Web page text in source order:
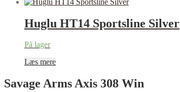
Huglu HT14 Sportsline Silver
På lager
Læs mere
Savage Arms Axis 308 Win